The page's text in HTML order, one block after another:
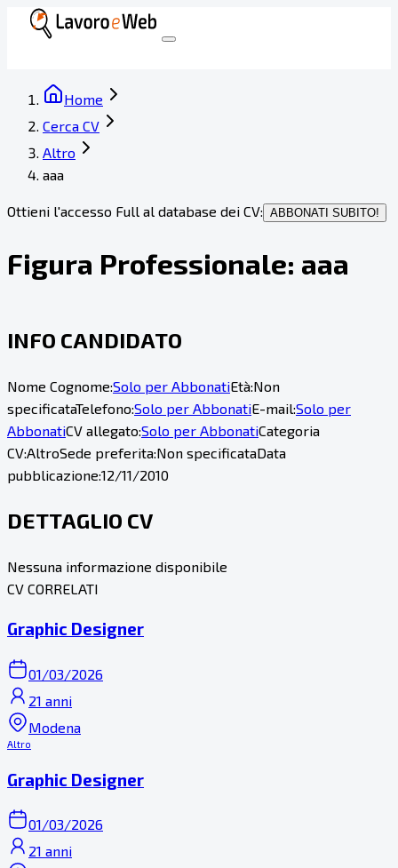
Home
Cerca CV
Altro
aaa
Ottieni l'accesso Full al database dei CV: ABBONATI SUBITO!
Figura Professionale: aaa
INFO CANDIDATO
Nome Cognome:Solo per AbbonatiEtà:Non
specificataTelefono:Solo per AbbonatiE-mail:Solo per
AbbonatiCV allegato:Solo per AbbonatiCategoria
CV:AltroSede preferita:Non specificataData
pubblicazione:12/11/2010
DETTAGLIO CV
Nessuna informazione disponibile
CV CORRELATI
Graphic Designer
01/03/2026
21 anni
Modena
Altro
Graphic Designer
01/03/2026
21 anni